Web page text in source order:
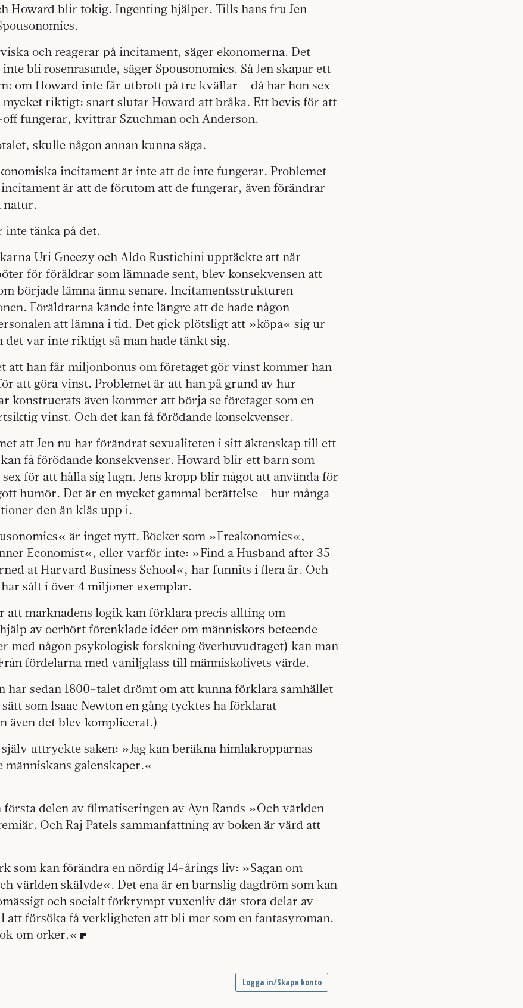
Howard blir tokig. Ingenting hjälper. Tills hans fru Jen
och reagerar på incitament, säger ekonomerna. Det
bli rosenrasande, säger Spousonomics. Så Jen skapar ett
om Howard inte får utbrott på tre kvällar – då har hon sex
mycket riktigt: snart slutar Howard att bråka. Ett bevis för att
fungerar, kvittrar Szuchman och Anderson.
skulle någon annan kunna säga.
incitament är inte att de inte fungerar. Problemet
är att de förutom att de fungerar, även förändrar
natur.
tänka på det.
Uri Gneezy och Aldo Rustichini upptäckte att när
för föräldrar som lämnade sent, blev konsekvensen att
började lämna ännu senare. Incitamentsstrukturen
Föräldrarna kände inte längre att de hade någon
att lämna i tid. Det gick plötsligt att »köpa« sig ur
var inte riktigt så man hade tänkt sig.
att han får miljonbonus om företaget gör vinst kommer han
att göra vinst. Problemet är att han på grund av hur
konstruerats även kommer att börja se företaget som en
vinst. Och det kan få förödande konsekvenser.
att Jen nu har förändrat sexualiteten i sitt äktenskap till ett
få förödande konsekvenser. Howard blir ett barn som
sex för att hålla sig lugn. Jens kropp blir något att använda för
humör. Det är en mycket gammal berättelse – hur många
den än kläs upp i.
är inget nytt. Böcker som »Freakonomics«,
Economist«, eller varför inte: »Find a Husband after 35
at Harvard Business School«, har funnits i flera år. Och
sålt i över 4 miljoner exemplar.
att marknadens logik kan förklara precis allting om
av oerhört förenklade idéer om människors beteende
med någon psykologisk forskning överhuvudtaget) kan man
fördelarna med vaniljglass till människolivets värde.
har sedan 1800-talet drömt om att kunna förklara samhället
som Isaac Newton en gång tycktes ha förklarat
även det blev komplicerat.)
uttryckte saken: »Jag kan beräkna himlakropparnas
människans galenskaper.«
första delen av filmatiseringen av Ayn Rands »Och världen
Och Raj Patels sammanfattning av boken är värd att
som kan förändra en nördig 14-årings liv: »Sagan om
världen skälvde«. Det ena är en barnslig dagdröm som kan
och socialt förkrympt vuxenliv där stora delar av
att försöka få verkligheten att bli mer som en fantasyroman.
om orker.«